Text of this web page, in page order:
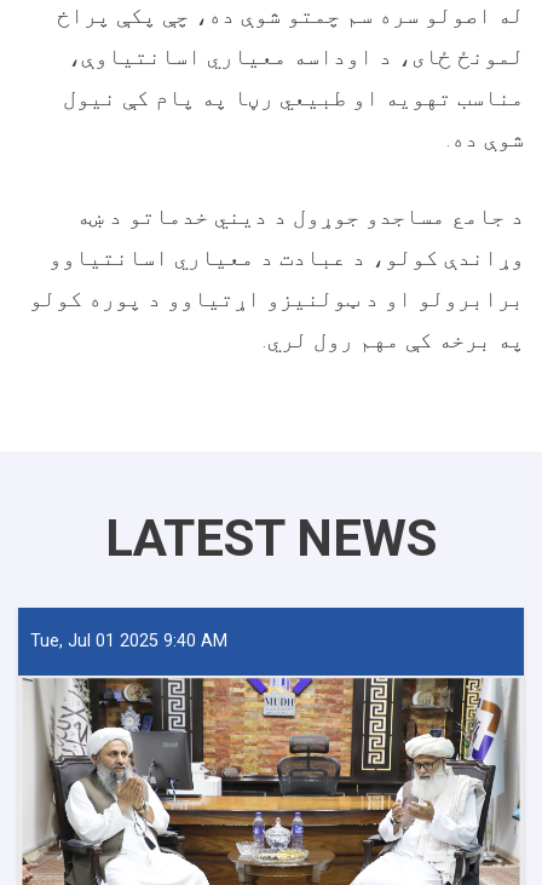
له اصولو سره سم چمتو شوې ده، چې پکې پراخ
لمونځ ‌ځای، د اوداسه معیاري اسانتیاوې،
مناسب تهویه او طبیعي رڼا په پام کې نیول
شوې ده.
د جامع مساجدو جوړول د دیني خدماتو د ښه
وړاندې کولو، د عبادت د معیاري اسانتیاوو
برابرولو او د ټولنیزو اړتیاوو د پوره کولو
په برخه کې مهم رول لري.
LATEST NEWS
Tue, Jul 01 2025 9:40 AM